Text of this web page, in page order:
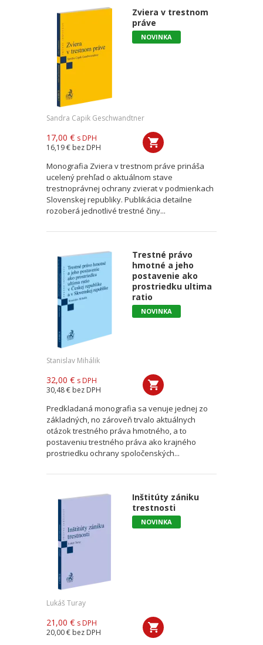
Zviera v trestnom
práve
NOVINKA
Sandra Capik Geschwandtner
17,00 € s DPH
16,19 € bez DPH
Monografia Zviera v trestnom práve prináša
ucelený prehľad o aktuálnom stave
trestnoprávnej ochrany zvierat v podmienkach
Slovenskej republiky. Publikácia detailne
rozoberá jednotlivé trestné činy...
Trestné právo
hmotné a jeho
postavenie ako
prostriedku ultima
ratio
NOVINKA
Stanislav Mihálik
32,00 € s DPH
30,48 € bez DPH
Predkladaná monografia sa venuje jednej zo
základných, no zároveň trvalo aktuálnych
otázok trestného práva hmotného, a to
postaveniu trestného práva ako krajného
prostriedku ochrany spoločenských...
Inštitúty zániku
trestnosti
NOVINKA
Lukáš Turay
21,00 € s DPH
20,00 € bez DPH